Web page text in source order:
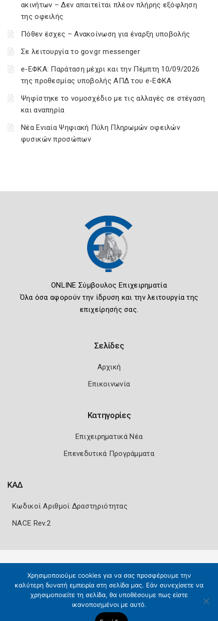
ακινήτων – Δεν απαιτείται πλέον πλήρης εξόφληση
της οφειλής
Πόθεν έσχες – Ανακοίνωση για έναρξη υποβολής
Σε λειτουργία το gov.gr messenger
e-ΕΦΚΑ: Παράταση μέχρι και την Πέμπτη 10/09/2026
της προθεσμίας υποβολής ΑΠΔ του e-ΕΦΚΑ
Ψηφίστηκε το νομοσχέδιο με τις αλλαγές σε στέγαση
και αναπηρία
Νέα Ενιαία Ψηφιακή Πύλη Πληρωμών οφειλών
φυσικών προσώπων
ONLINE Σύμβουλος Επιχειρηματία
Όλα όσα αφορούν την ίδρυση και την λειτουργία της
επιχείρησής σας.
Σελίδες
Αρχική
Επικοινωνία
Κατηγορίες
Επιχειρηματικά Νέα
Επενεδυτικά Προγράμματα
ΚΑΔ
Κωδικοί Αριθμοί Δραστηριότητας
NACE Rev.2
Χρησιμοποιούμε cookies για να σας προσφέρουμε την
καλύτερη δυνατή εμπειρία στη σελίδα μας. Εάν συνεχίσετε να
χρησιμοποιείτε τη σελίδα, θα υποθέσουμε πως είστε
ικανοποιημένοι με αυτό.
Copyright 2026 Knowledge A.E.